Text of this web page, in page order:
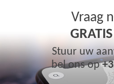
Vraag
Stuur uw
bel ons op